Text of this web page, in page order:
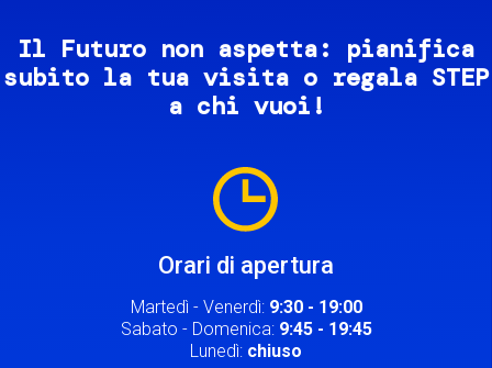
Il Futuro non aspetta: pianifica
subito la tua visita o regala STEP
a chi vuoi!
Orari di apertura
Martedì - Venerdì: 9:30 - 19:00
Sabato - Domenica: 9:45 - 19:45
Lunedì: chiuso